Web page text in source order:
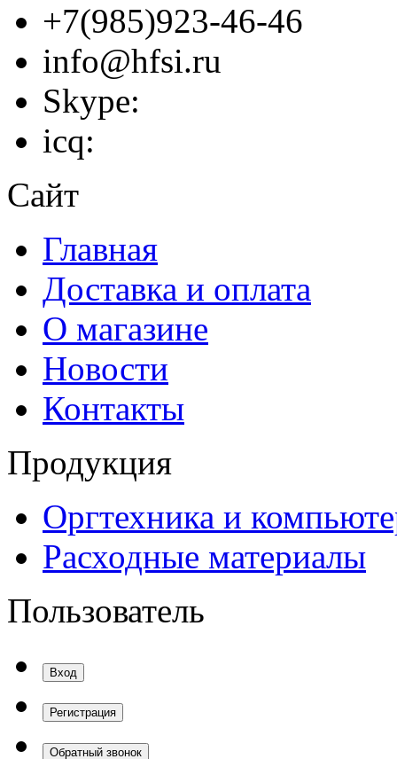
+7(985)923-46-46
info@hfsi.ru
Skype:
icq:
Сайт
Главная
Доставка и оплата
О магазине
Новости
Контакты
Продукция
Оргтехника и
Расходные материалы
Пользователь
Вход
Регистрация
Обратный звонок